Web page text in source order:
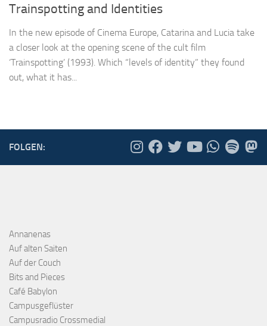
Trainspotting and Identities
In the new episode of Cinema Europe, Catarina and Lucia take
a closer look at the opening scene of the cult film
‘Trainspotting’ (1993). Which “levels of identity” they found
out, what it has...
FOLGEN:
Annanenas
Auf alten Saiten
Auf der Couch
Bits and Pieces
Café Babylon
Campusgeflüster
Campusradio Crossmedial